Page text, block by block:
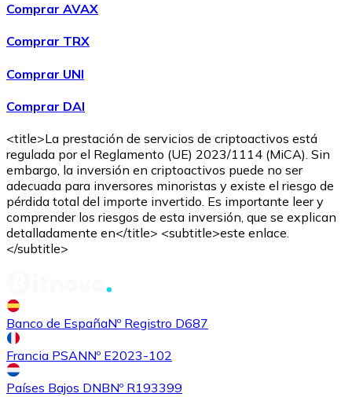
Comprar AVAX
Comprar TRX
Comprar UNI
Comprar DAI
<title>La prestación de servicios de criptoactivos está
regulada por el Reglamento (UE) 2023/1114 (MiCA). Sin
embargo, la inversión en criptoactivos puede no ser
adecuada para inversores minoristas y existe el riesgo de
pérdida total del importe invertido. Es importante leer y
comprender los riesgos de esta inversión, que se explican
detalladamente en</title> <subtitle>este enlace.
</subtitle>
Banco de EspañaNº Registro D687
Francia PSANNº E2023-102
Países Bajos DNBNº R193399